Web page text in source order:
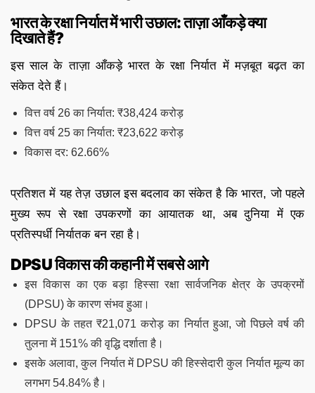
भारत के रक्षा निर्यात में भारी उछाल: ताज़ा आँकड़े क्या
दिखाते हैं?
इस साल के ताज़ा आँकड़े भारत के रक्षा निर्यात में मज़बूत बढ़त का
संकेत देते हैं।
वित्त वर्ष 26 का निर्यात: ₹38,424 करोड़
वित्त वर्ष 25 का निर्यात: ₹23,622 करोड़
विकास दर: 62.66%
प्रतिशत में यह तेज़ उछाल इस बदलाव का संकेत है कि भारत, जो पहले
मुख्य रूप से रक्षा उपकरणों का आयातक था, अब दुनिया में एक
प्रतिस्पर्धी निर्यातक बन रहा है।
DPSU विकास की कहानी में सबसे आगे
इस विकास का एक बड़ा हिस्सा रक्षा सार्वजनिक क्षेत्र के उपक्रमों
(DPSU) के कारण संभव हुआ।
DPSU के तहत ₹21,071 करोड़ का निर्यात हुआ, जो पिछले वर्ष की
तुलना में 151% की वृद्धि दर्शाता है।
इसके अलावा, कुल निर्यात में DPSU की हिस्सेदारी कुल निर्यात मूल्य का
लगभग 54.84% है।